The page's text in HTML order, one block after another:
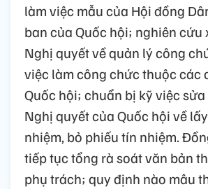
làm việc mẫu của Hội đồng
ban của Quốc hội; nghiên cứu
Nghị quyết về quản lý công
việc làm công chức thuộc các
Quốc hội; chuẩn bị kỹ việc
Nghị quyết của Quốc hội về
nhiệm, bỏ phiếu tín nhiệm.
tiếp tục tổng rà soát văn bản
phụ trách; quy định nào mâu